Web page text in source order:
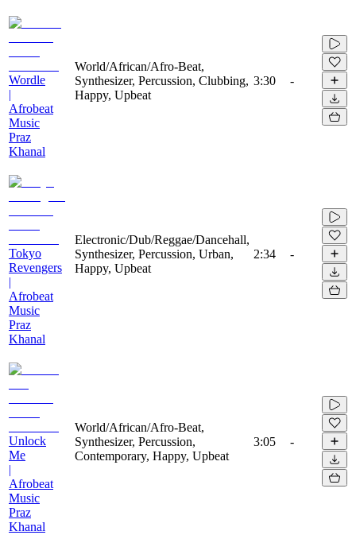
Wordle
|
Afrobeat
Music
Praz
Khanal
World/African/Afro-Beat,
Synthesizer, Percussion, Clubbing,
Happy, Upbeat
3:30 -
Tokyo
Revengers
|
Afrobeat
Music
Praz
Khanal
Electronic/Dub/Reggae/Dancehall,
Synthesizer, Percussion, Urban,
Happy, Upbeat
2:34 -
Unlock
Me
|
Afrobeat
Music
Praz
Khanal
World/African/Afro-Beat,
Synthesizer, Percussion,
Contemporary, Happy, Upbeat
3:05 -